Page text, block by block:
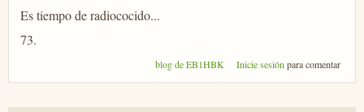
Es tiempo de radiococido...
73.
blog de EB1HBK Inicie sesión para comentar